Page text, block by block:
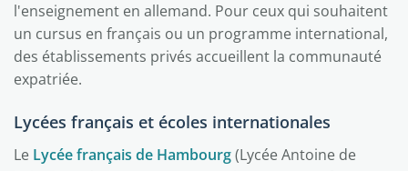
l'enseignement en allemand. Pour ceux qui souhaitent
un cursus en français ou un programme international,
des établissements privés accueillent la communauté
expatriée.
Lycées français et écoles internationales
Le Lycée français de Hambourg(Lycée Antoine de